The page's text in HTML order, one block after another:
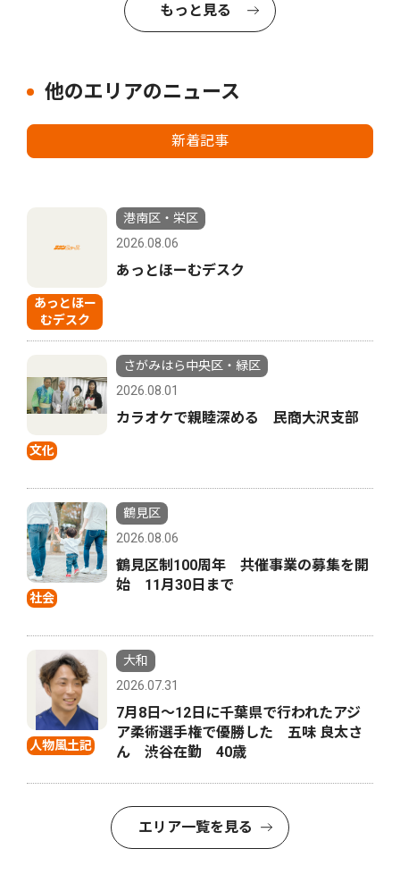
もっと見る
他のエリアのニュース
新着記事
あっとほー
むデスク
港南区・栄区
2026.08.06
あっとほーむデスク
文化
さがみはら中央区・緑区
2026.08.01
カラオケで親睦深める 民商大沢支部
社会
鶴見区
2026.08.06
鶴見区制100周年 共催事業の募集を開
始 11月30日まで
人物風土記
大和
2026.07.31
7月8日〜12日に千葉県で行われたアジ
ア柔術選手権で優勝した 五味 良太さ
ん 渋谷在勤 40歳
エリア一覧を見る